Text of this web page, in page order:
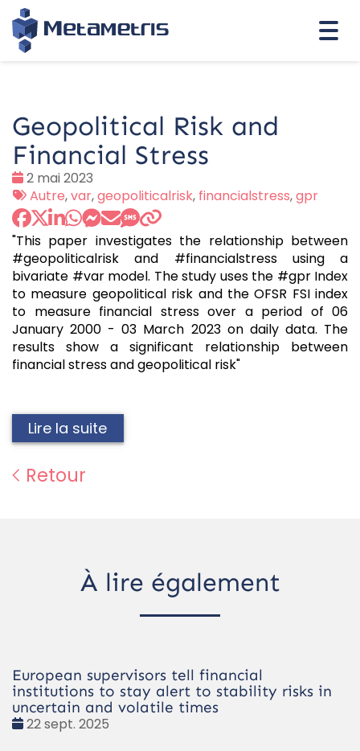
Geopolitical Risk and
Financial Stress
Date
:
2 mai 2023
Tags
:
Autre,var,geopoliticalrisk, financialstress,gpr
"This paper investigates the relationship between
#geopoliticalrisk and #financialstress using a
bivariate #var model. The study uses the #gpr Index
to measure geopolitical risk and the OFSR FSI index
to measure financial stress over a period of 06
January 2000 - 03 March 2023 on daily data. The
results show a significant relationship between
financial stress and geopolitical risk"
Lire la suite
Retour
À lire également
European supervisors tell financial
institutions to stay alert to stability risks in
uncertain and volatile times
Date
22 sept. 2025